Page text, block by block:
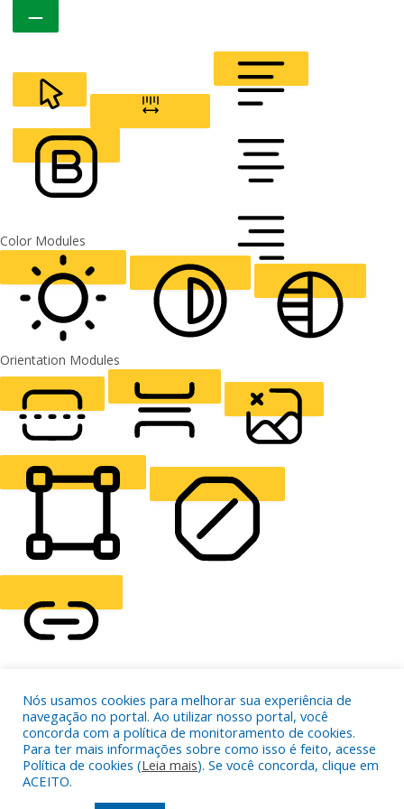
CURSOR
ALIGN TEXT
FONT WEIGHT
Color Modules
LIGHT CONTRAST HIGH CONTRAST
Orientation Modules
READING LINE READING MASK HIDE IMAGES
HIGHLIGHT CONTENT
HIGHLIGHT LINKS
RESET SETTINGS
Nós usamos cookies para melhorar sua experiência de
navegação no portal. Ao utilizar nosso portal, você
concorda com a política de monitoramento de cookies.
Para ter mais informações sobre como isso é feito, acesse
Política de cookies (Leia mais). Se você concorda, clique em
ACEITO.